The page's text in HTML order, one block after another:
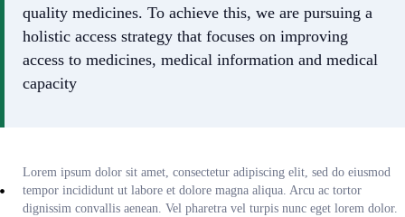
quality medicines. To achieve this, we are pursuing a
holistic access strategy that focuses on improving
access to medicines, medical information and medical
capacity
Lorem ipsum dolor sit amet, consectetur adipiscing elit, sed do eiusmod
tempor incididunt ut labore et dolore magna aliqua. Arcu ac tortor
dignissim convallis aenean. Vel pharetra vel turpis nunc eget lorem dolor.